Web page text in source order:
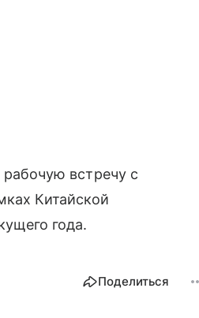
встречу с
Китайской
года.
Поделиться